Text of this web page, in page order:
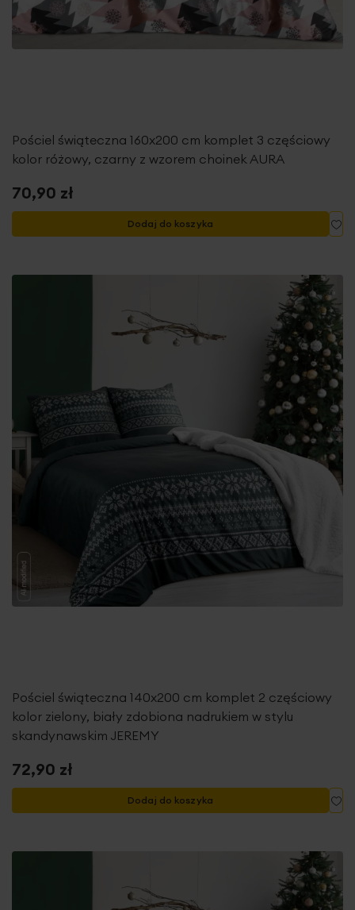
Pościel świąteczna 160x200 cm komplet 3 częściowy
kolor różowy, czarny z wzorem choinek AURA
70,90 zł
Dodaj do koszyka
Pościel świąteczna 140x200 cm komplet 2 częściowy
kolor zielony, biały zdobiona nadrukiem w stylu
skandynawskim JEREMY
72,90 zł
Dodaj do koszyka